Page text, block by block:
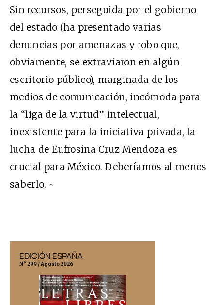
Sin recursos, perseguida por el gobierno
del estado (ha presentado varias
denuncias por amenazas y robo que,
obviamente, se extraviaron en algún
escritorio público), marginada de los
medios de comunicación, incómoda para
la “liga de la virtud” intelectual,
inexistente para la iniciativa privada, la
lucha de Eufrosina Cruz Mendoza es
crucial para México. Deberíamos al menos
saberlo. ~
EDICIÓN ESPAÑA
N° 299 / Agosto 2026